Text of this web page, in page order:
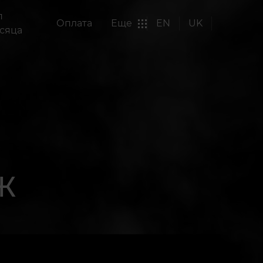
Оплата Еще EN UK